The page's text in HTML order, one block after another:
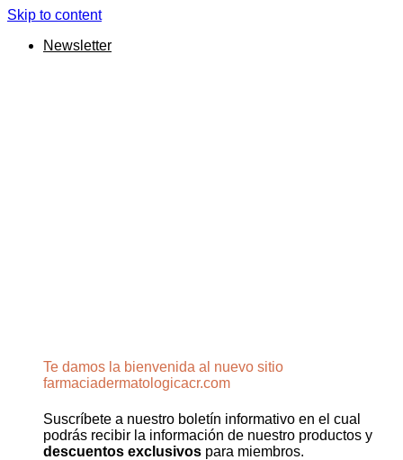
Skip to content
Newsletter
Te damos la bienvenida al nuevo sitio
farmaciadermatologicacr.com
Suscríbete a nuestro boletín informativo en el cual
podrás recibir la información de nuestro productos y
descuentos exclusivos para miembros.